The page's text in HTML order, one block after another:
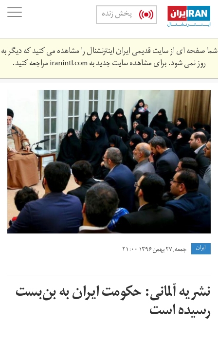
Skip
main
content
پخش زنده
شما صفحه ای از سایت قدیمی ایران اینترنشنال را مشاهده می کنید که دیگر به
روز نمی شود. برای مشاهده سایت جدید بهiranintl.comمراجعه کنید.
alikhamenei.jpg
ايران جمعه, ۲۷ بهمن ۱۳۹۶ ۲۱:۰۰
نشریه آلمانی: حکومت ایران به بن‌بست
رسیده است